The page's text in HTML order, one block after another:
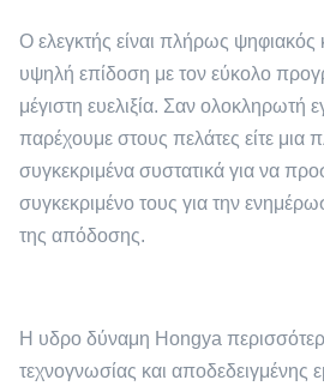
Ο ελεγκτής είναι πλήρως ψηφιακός
υψηλή επίδοση με τον εύκολο
μέγιστη ευελιξία. Σαν ολοκληρωτή
παρέχουμε στους πελάτες είτε μια
συγκεκριμένα συστατικά για να
συγκεκριμένο τους για την
της απόδοσης.
Η υδρο δύναμη Hongya
τεχνογνωσίας και αποδεδειγμένης